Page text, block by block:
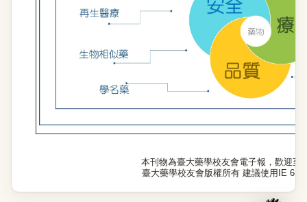
本刊物為臺大藥學校友會電子報，歡迎至
臺大藥學校友會版權所有 建議使用IE 6.0